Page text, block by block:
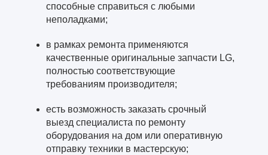
способные справиться с любыми
неполадками;
в рамках ремонта применяются
качественные оригинальные запчасти LG,
полностью соответствующие
требованиям производителя;
есть возможность заказать срочный
выезд специалиста по ремонту
оборудования на дом или оперативную
отправку техники в мастерскую;